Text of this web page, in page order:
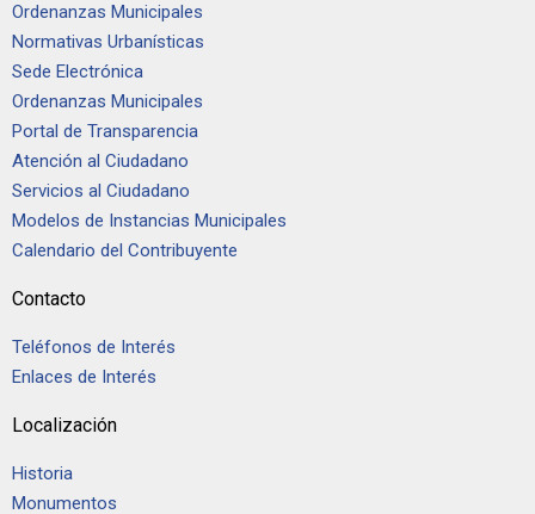
Ordenanzas Municipales
Normativas Urbanísticas
Sede Electrónica
Ordenanzas Municipales
Portal de Transparencia
Atención al Ciudadano
Servicios al Ciudadano
Modelos de Instancias Municipales
Calendario del Contribuyente
Contacto
Teléfonos de Interés
Enlaces de Interés
Localización
Historia
Monumentos